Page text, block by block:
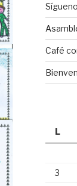
Café
L
3